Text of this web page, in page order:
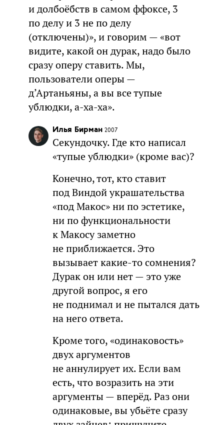
и долбоёбств в самом ффоксе, 3
по делу и 3 не по делу
(отключены)», и говорим — «вот
видите, какой он дурак, надо было
сразу оперу ставить. Мы,
пользователи оперы —
д’Артаньяны, а вы все тупые
ублюдки, а-ха-ха».
Илья Бирман 2007
Секундочку. Где кто написал
«тупые ублюдки» (кроме вас)?
Конечно, тот, кто ставит
под Виндой украшательства
«под Макос» ни по эстетике,
ни по функциональности
к Макосу заметно
не приближается. Это
вызывает какие-то сомнения?
Дурак он или нет — это уже
другой вопрос, я его
не поднимал и не пытался дать
на него ответа.
Кроме того, «одинаковость»
двух аргументов
не аннулирует их. Если вам
есть, что возразить на эти
аргументы — вперёд. Раз они
одинаковые, вы убьёте сразу